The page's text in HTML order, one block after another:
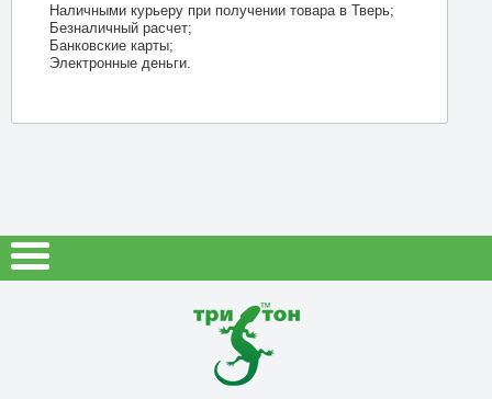
Наличными курьеру при получении товара в Тверь;
Безналичный расчет;
Банковские карты;
Электронные деньги.